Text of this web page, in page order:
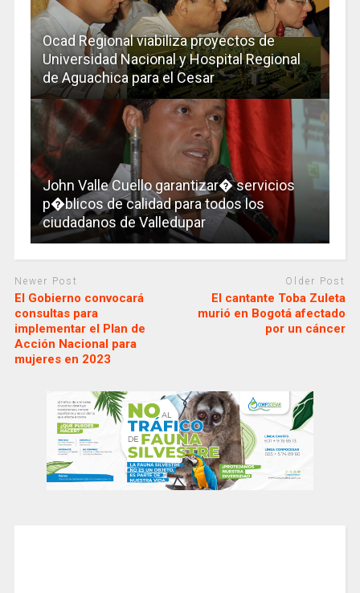
Ocad Regional viabiliza proyectos de
Universidad Nacional y Hospital Regional
de Aguachica para el Cesar
John Valle Cuello garantizar� servicios
p�blicos de calidad para todos los
ciudadanos de Valledupar
Newer Post
El Gobierno convocará
consultas para
implementar el Plan de
Acción Nacional para
mujeres en 2023
Older Post
El cantante Toba Zuleta
murió en Bogotá afectado
por un cáncer